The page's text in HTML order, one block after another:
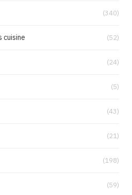
(340)
cuisine (52)
(24)
(5)
(43)
(21)
(198)
(59)